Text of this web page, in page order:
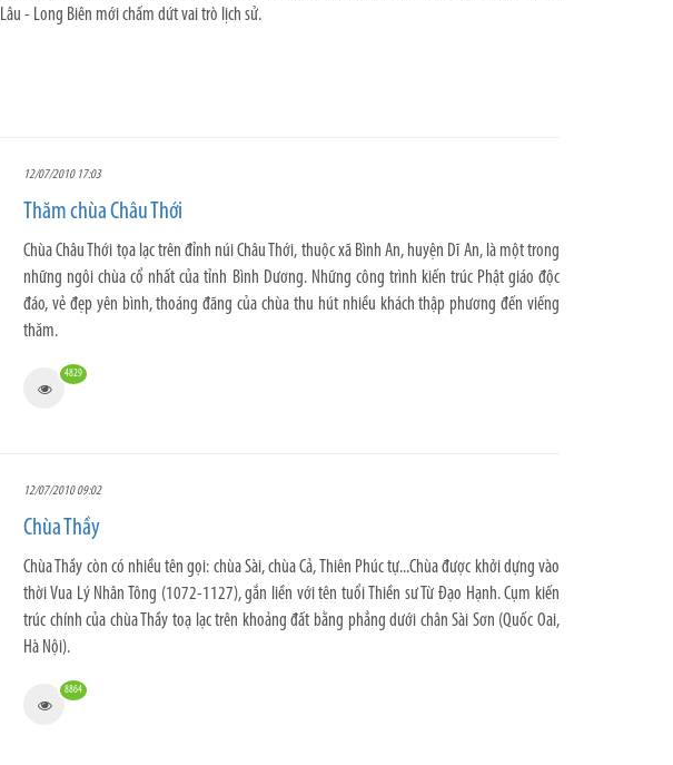
- Long Biên mới chấm dứt vai trò lịch sử.
12/07/2010 17:03
Thăm chùa Châu Thới
Chùa Châu Thới tọa lạc trên đỉnh núi Châu Thới, thuộc xã Bình An, huyện Dĩ An, là một trong
những ngôi chùa cổ nhất của tỉnh Bình Dương. Những công trình kiến trúc Phật giáo độc
đáo, vẻ đẹp yên bình, thoáng đãng của chùa thu hút nhiều khách thập phương đến viếng
thăm.
4829
12/07/2010 09:02
Chùa Thầy
Chùa Thầy còn có nhiều tên gọi: chùa Sài, chùa Cả, Thiên Phúc tự...Chùa được khởi dựng vào
thời Vua Lý Nhân Tông (1072-1127), gắn liền với tên tuổi Thiền sư Từ Đạo Hạnh. Cụm kiến
trúc chính của chùa Thầy toạ lạc trên khoảng đất bằng phẳng dưới chân Sài Sơn (Quốc Oai,
Hà Nội).
8864